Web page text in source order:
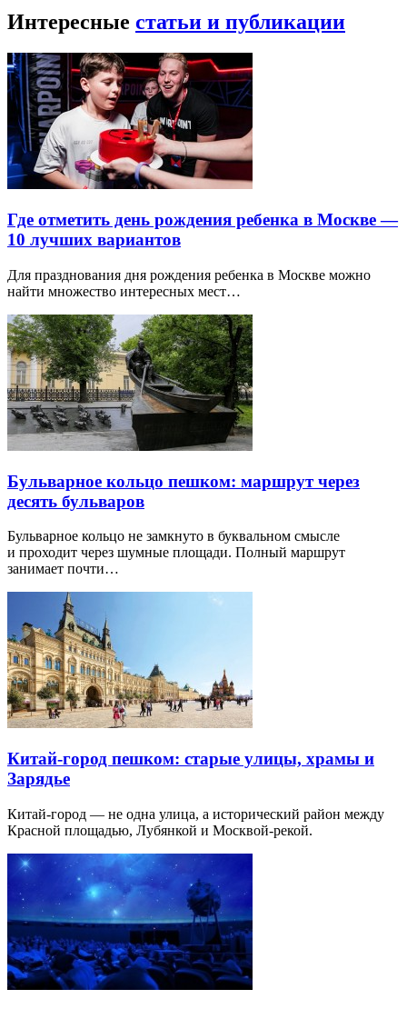
Интересные статьи и публикации
Где отметить день рождения ребенка в Москве —
10 лучших вариантов
Для празднования дня рождения ребенка в Москве можно
найти множество интересных мест…
Бульварное кольцо пешком: маршрут через
десять бульваров
Бульварное кольцо не замкнуто в буквальном смысле
и проходит через шумные площади. Полный маршрут
занимает почти…
Китай-город пешком: старые улицы, храмы и
Зарядье
Китай-город — не одна улица, а исторический район между
Красной площадью, Лубянкой и Москвой-рекой.